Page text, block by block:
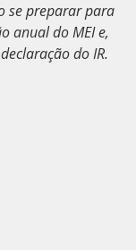
se preparar para
anual do MEI e,
do IR.